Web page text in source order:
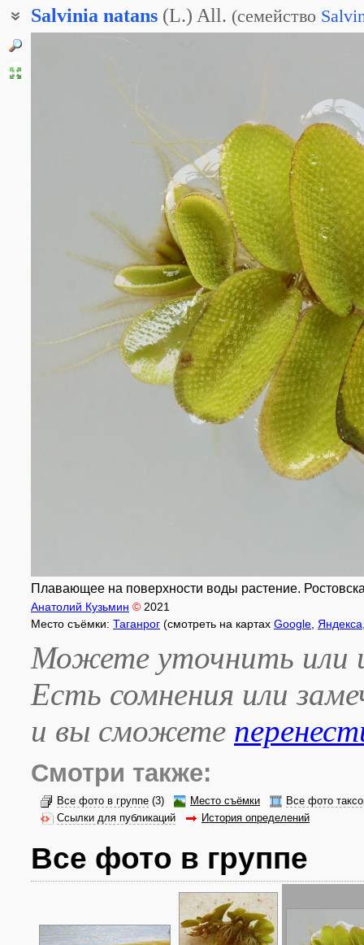
Salvinia natans (L.) All. (семейство
Плавающее на поверхности воды растение.
Анатолий Кузьмин © 2021
Место съёмки: Таганрог (смотреть на картах Google Яндекса
Можете уточнить или
Есть сомнения или
и вы сможете
Смотри также:
Все фото в группе (3) Место съёмки
Все фото
Ссылки для публикаций
История определений
Все фото в группе